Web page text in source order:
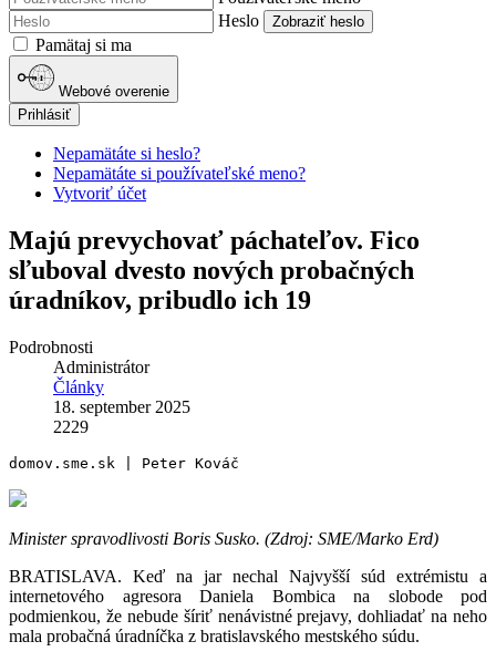
Heslo
Zobraziť heslo
Pamätaj si ma
Webové overenie
Prihlásiť
Nepamätáte si heslo?
Nepamätáte si používateľské meno?
Vytvoriť účet
Majú prevychovať páchateľov. Fico
sľuboval dvesto nových probačných
úradníkov, pribudlo ich 19
Podrobnosti
Administrátor
Články
18. september 2025
2229
domov.sme.sk | Peter Kováč
Minister spravodlivosti Boris Susko. (Zdroj: SME/Marko Erd)
BRATISLAVA. Keď na jar nechal Najvyšší súd extrémistu a
internetového agresora Daniela Bombica na slobode pod
podmienkou, že nebude šíriť nenávistné prejavy, dohliadať na neho
mala probačná úradníčka z bratislavského mestského súdu.